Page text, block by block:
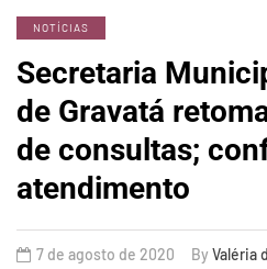
NOTÍCIAS
Secretaria
de Gravatá
de consultas;
atendimento
7 de agosto de 2020 By Valéria